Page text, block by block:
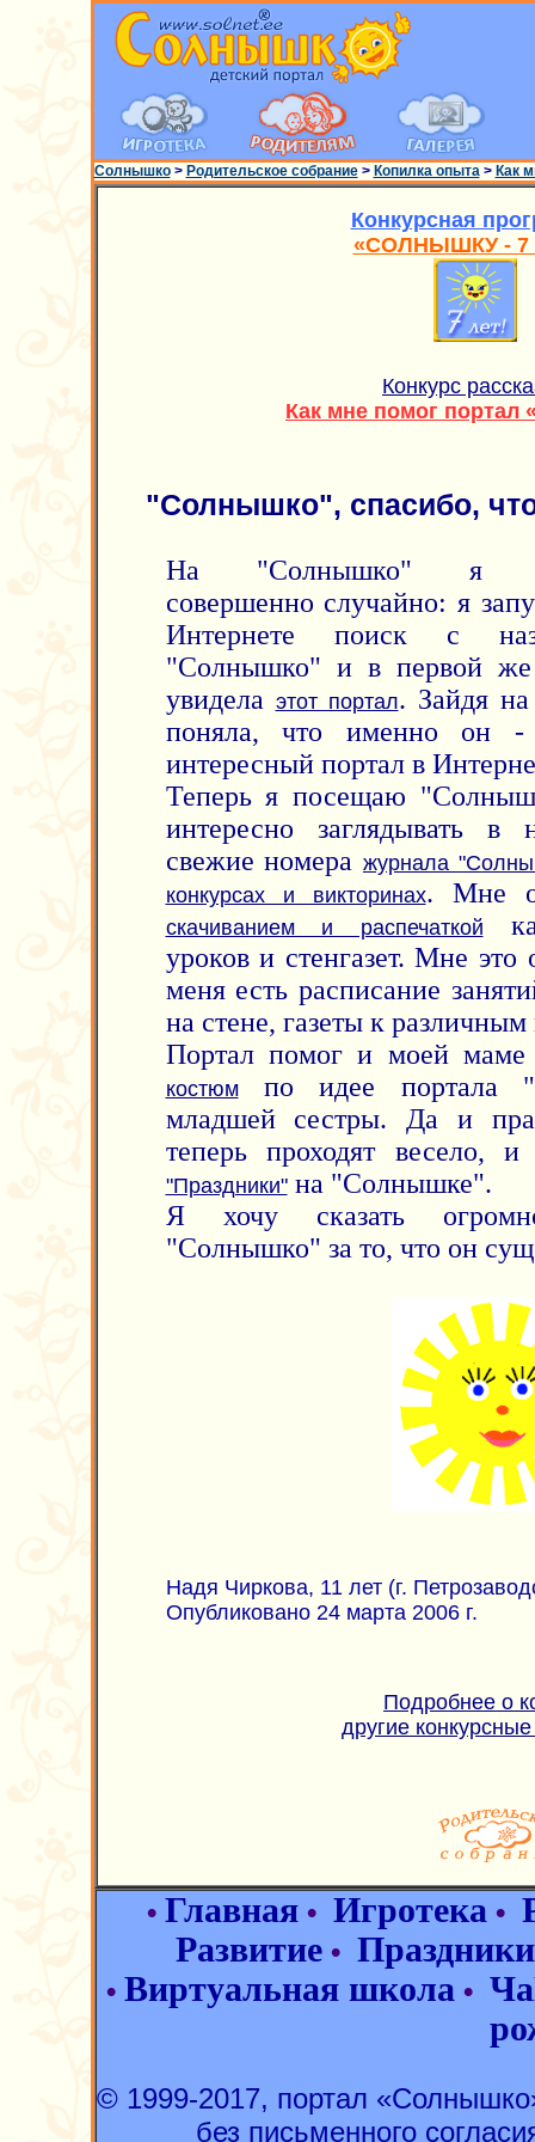
Солнышко> Родительское собрание> Копилка опыта> Как
Конкурсная
«СОЛНЫШКУ - 7
Конкурс
Как мне помог портал
"Солнышко", спасибо,
На "Солнышко" я
совершенно случайно: я
Интернете поиск с
"Солнышко" и в первой же
увидела этот портал. Зайдя
поняла, что именно он -
интересный портал в
Теперь я посещаю
интересно заглядывать в
свежие номера журнала
конкурсах и викторинах. Мне
скачиванием и распечаткой
уроков и стенгазет. Мне это
меня есть расписание
на стене, газеты к
Портал помог и моей
костюмпо идее портала
младшей сестры. Да и
теперь проходят весело, и
"Праздники"на "Солнышке".
Я хочу сказать
"Солнышко" за то, что он
Надя Чиркова, 11 лет (г.
Опубликовано 24 марта 2006 г.
Подробнее о
другие
• Главная • Игротека •
Развитие• Праздники
• Виртуальная школа •
© 1999-2017, портал
без письменного